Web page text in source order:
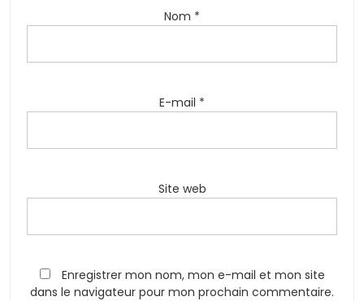
Nom *
E-mail *
Site web
Enregistrer mon nom, mon e-mail et mon site
dans le navigateur pour mon prochain commentaire.